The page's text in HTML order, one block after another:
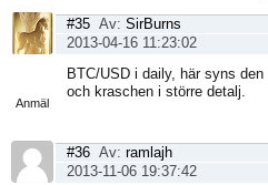
Anmäl
#35 Av: SirBurns
2013-04-16 11:23:02
BTC/USD i daily, här syns
och kraschen i större detalj.
#36 Av: ramlajh
2013-11-06 19:37:42